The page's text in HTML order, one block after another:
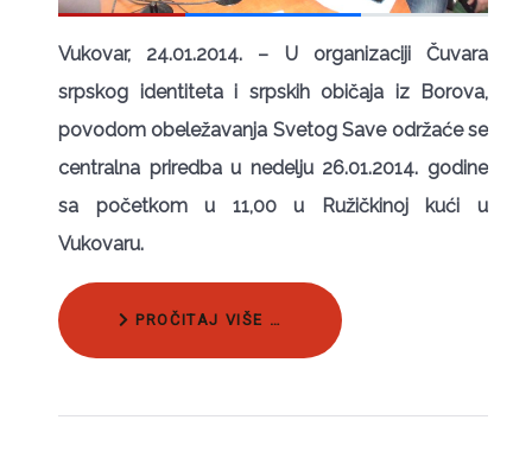
Vukovar, 24.01.2014. – U organizaciji Čuvara
srpskog identiteta i srpskih običaja iz Borova,
povodom obeležavanja Svetog Save održaće se
centralna priredba u nedelju 26.01.2014. godine
sa početkom u 11,00 u Ružičkinoj kući u
Vukovaru.
PROČITAJ VIŠE …